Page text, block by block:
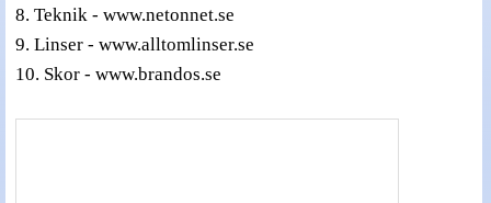
8. Teknik - www.netonnet.se
9. Linser - www.alltomlinser.se
10. Skor - www.brandos.se